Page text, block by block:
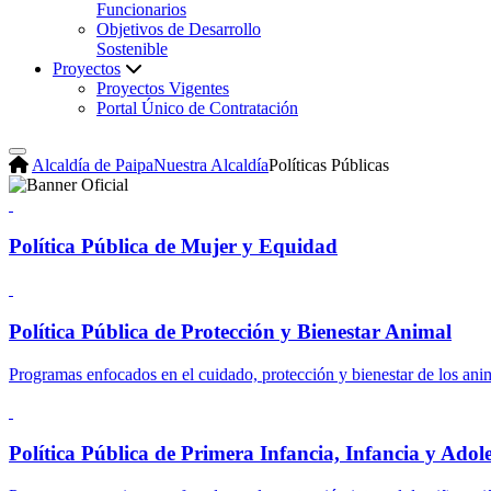
Funcionarios
Objetivos de Desarrollo
Sostenible
Proyectos
Proyectos Vigentes
Portal Único de Contratación
Alcaldía de PaipaNuestra AlcaldíaPolíticas Públicas
Política Pública de Mujer y Equidad
Política Pública de Protección y Bienestar Animal
Programas enfocados en el cuidado, protección y bienestar de los
Política Pública de Primera Infancia, Infancia y